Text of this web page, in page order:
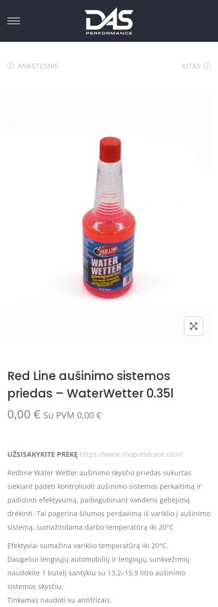
ANKSTESNIS KITAS
Red Line aušinimo sistemos
priedas – WaterWetter 0.35l
0,00 € Su PVM 0,00 €
UŽSISAKYKITE PREKĘ https://www.shopandrace.com/
Redline Water Wetter aušinimo skysčio priedas sukurtas
siekiant padėti kontroliuoti aušinimo sistemos perkaitimą ir
padidinti efektyvumą, padvigubinant vandens gebėjimą
drėkinti. Tai pagerina šilumos perdavimą iš variklio į aušinimo
sistemą, sumažindama darbo temperatūrą iki 20°C
Efektyviai sumažina variklio temperatūrą iki 20°C.
Daugeliui lengvųjų automobilių ir lengvųjų sunkvežimių
naudokite 1 butelį santykiu su 13,2–15,9 litro aušinimo
sistemos skysčiu.
Tinkamas naudoti su antifrizais.